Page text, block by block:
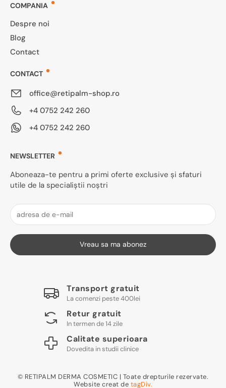
COMPANIA
Despre noi
Blog
Contact
CONTACT
office@retipalm-shop.ro
+4 0752 242 260
+4 0752 242 260
NEWSLETTER
Aboneaza-te pentru a primi oferte exclusive și sfaturi
utile de la specialiștii noștri
Vreau sa ma abonez
Transport gratuit
La comenzi peste 400lei
Retur gratuit
In termen de 14 zile
Calitate superioara
Dovedita in studii clinice
© RETIPALM DERMA COSMETIC | Toate drepturile rezervate.
Website creat de tagDiv.